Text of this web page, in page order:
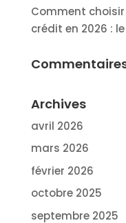
Comment
crédit en 2026 :
Archives
avril 2026
mars 2026
février 2026
octobre 2025
septembre 2025